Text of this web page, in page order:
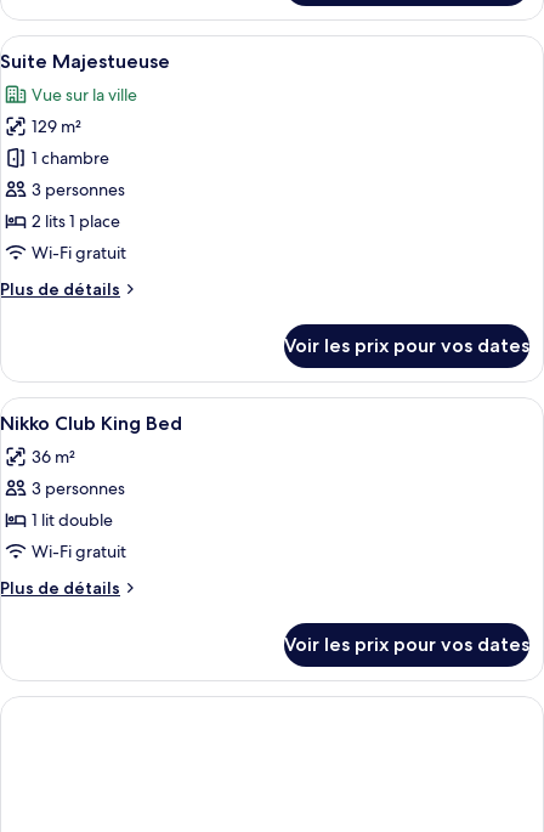
le
type
de
Suite
Majestueuse
Afficher
toutes
les
photos
pour
ce
type
de
chambre :
Suite
Une chambre d’hôtel avec deux lits,
10
Suite Majestueuse
Vue sur la ville
129 m²
1 chambre
3 personnes
2 lits 1 place
Wi-Fi gratuit
Plus de détails
Plus
le
type
de
Suite
Majestueuse
Voir les prix pour vos dates
Afficher
toutes
les
photos
pour
ce
type
de
Nikko
Club
King
Une chambre d’hôtel moderne
2
Nikko Club King Bed
36 m²
3 personnes
1 lit double
Wi-Fi gratuit
Plus de détails
Plus
le
type
de
Voir les prix pour vos dates